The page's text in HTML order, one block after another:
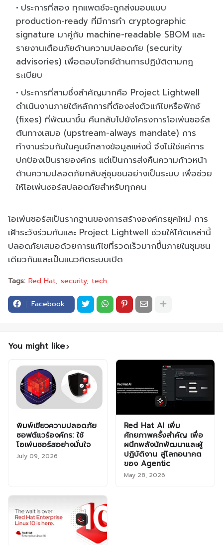
ประการที่สอง ทุกแพตช์จะถูกส่งมอบแบบ
production-ready ที่มีการทำ cryptographic
signature มาคู่กับ machine-readable SBOM และ
รายงานเตือนภัยด้านความปลอดภัย (security
advisories) เพื่อตอบโจทย์ด้านการปฏิบัติตามกฎ
ระเบียบ
ประการที่สามซึ่งสำคัญมากคือ Project Lightwell
ดำเนินงานภายใต้หลักการที่ต้องส่งตัวแก้ไขหรือฟิกซ์
(fixes) ที่พัฒนาขึ้น คืนกลับไปยังโครงการโอเพ่นซอร์ส
ต้นทางเสมอ (upstream-always mandate) การ
ทำงานร่วมกันในศูนย์กลางข้อมูลแห่งนี้ จึงไม่ใช่แค่การ
ปกป้องเป็นรายองค์กร แต่เป็นการส่งคืนความก้าวหน้า
ด้านความปลอดภัยกลับสู่ชุมชนอย่างเป็นระบบ เพื่อช่วย
ให้โอเพ่นซอร์สปลอดภัยสำหรับทุกคน
โอเพ่นซอร์สเป็นรากฐานของการสร้างองค์กรยุคใหม่ การ
เฝ้าระวังร่วมกันและ Project Lightwell ช่วยให้โค้ดเหล่านี้
ปลอดภัยเสมอด้วยการแก้ไขที่รวดเร็วมากขึ้นภายในชุมชน
เดียวกันและเป็นแนวคิดระบบเปิด
Tags: Red Hat security tech
Facebook
You might like
พิมพ์เขียวความปลอดภัย
ซอฟต์แวร์องค์กร: ใช้
โอเพ่นซอร์สอย่างมั่นใจ
July 09, 2026
Red Hat AI เพิ่ม
ศักยภาพครั้งสำคัญ เพื่อ
ผนึกพลังนักพัฒนาและผู้
ปฏิบัติงาน สู่โลกอนาคต
ของ Agentic
May 28, 2026